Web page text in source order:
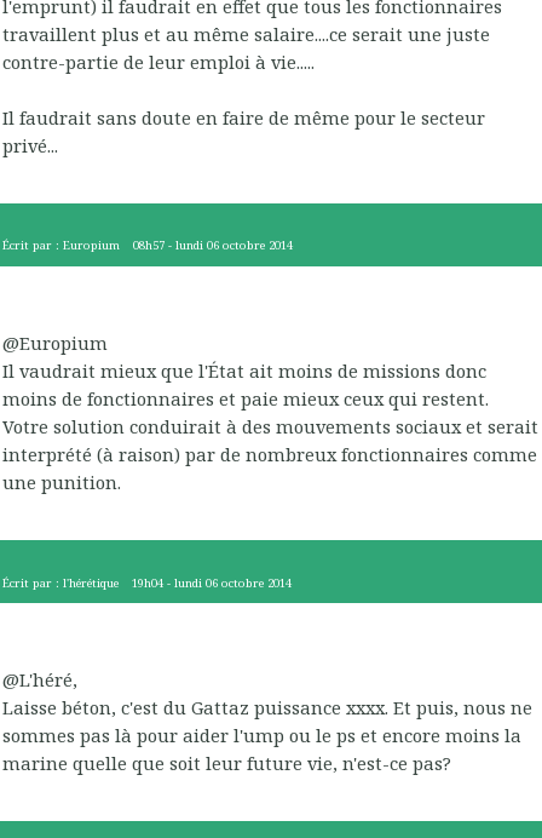
l'emprunt) il faudrait en effet que tous les fonctionnaires
travaillent plus et au même salaire....ce serait une juste
contre-partie de leur emploi à vie.....
Il faudrait sans doute en faire de même pour le secteur
privé...
Écrit par : Europium 08h57 -lundi 06 octobre 2014
@Europium
Il vaudrait mieux que l'État ait moins de missions donc
moins de fonctionnaires et paie mieux ceux qui restent.
Votre solution conduirait à des mouvements sociaux et serait
interprété (à raison) par de nombreux fonctionnaires comme
une punition.
Écrit par : l'hérétique 19h04 -lundi 06 octobre 2014
@L'héré,
Laisse béton, c'est du Gattaz puissance xxxx. Et puis, nous ne
sommes pas là pour aider l'ump ou le ps et encore moins la
marine quelle que soit leur future vie, n'est-ce pas?